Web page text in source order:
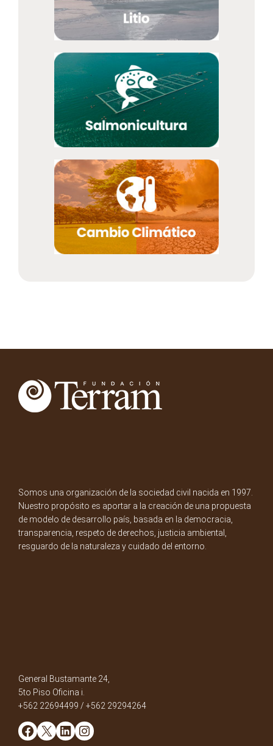
Somos una organización de la sociedad civil nacida en 1997.
Nuestro propósito es aportar a la creación de una propuesta
de modelo de desarrollo país, basada en la democracia,
transparencia, respeto de derechos, justicia ambiental,
resguardo de la naturaleza y cuidado del entorno.
General Bustamante 24,
5to Piso Oficina i.
+562 22694499 / +562 29294264